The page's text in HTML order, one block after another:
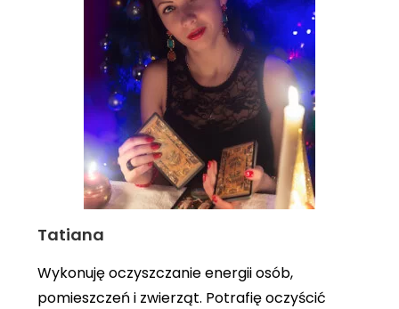
Tatiana
Wykonuję oczyszczanie energii osób,
pomieszczeń i zwierząt. Potrafię oczyścić